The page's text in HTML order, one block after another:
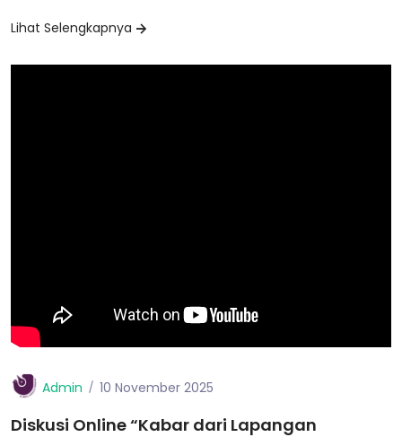
Lihat Selengkapnya
Admin 10 November 2025
Diskusi Online “Kabar dari Lapangan